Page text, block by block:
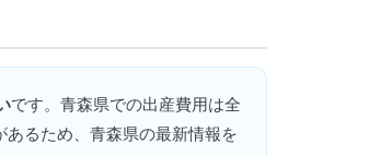
です。 青森県での出産費用は全
るため、青森県の最新情報を